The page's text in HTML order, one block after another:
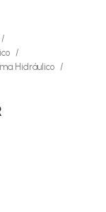
Hidráulico